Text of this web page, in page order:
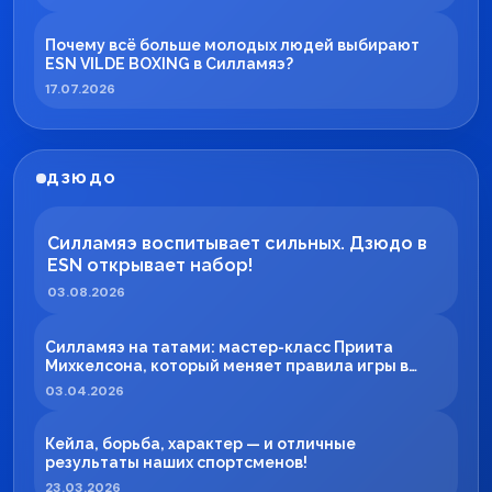
Почему всё больше молодых людей выбирают
ESN VILDE BOXING в Силламяэ?
17.07.2026
ДЗЮДО
Силламяэ воспитывает сильных. Дзюдо в
ESN открывает набор!
03.08.2026
Силламяэ на татами: мастер-класс Приита
Михкелсона, который меняет правила игры в
регионе
03.04.2026
Кейла, борьба, характер — и отличные
результаты наших спортсменов!
23.03.2026